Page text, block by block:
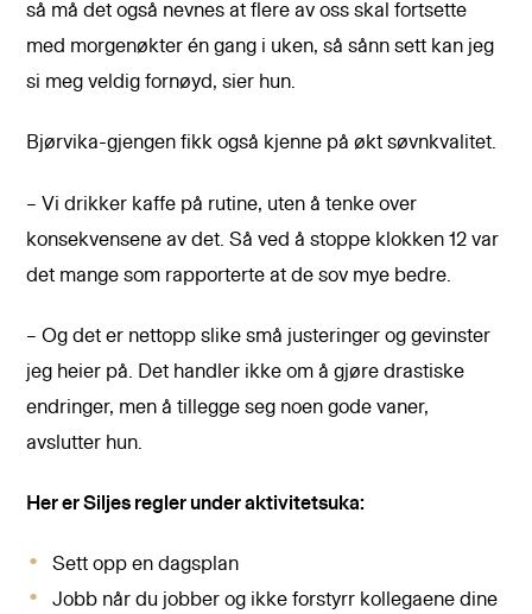
så må det også nevnes at flere av oss skal fortsette
med morgenøkter én gang i uken, så sånn sett kan jeg
si meg veldig fornøyd, sier hun.
Bjørvika-gjengen fikk også kjenne på økt søvnkvalitet.
– Vi drikker kaffe på rutine, uten å tenke over
konsekvensene av det. Så ved å stoppe klokken 12 var
det mange som rapporterte at de sov mye bedre.
– Og det er nettopp slike små justeringer og gevinster
jeg heier på. Det handler ikke om å gjøre drastiske
endringer, men å tillegge seg noen gode vaner,
avslutter hun.
Her er Siljes regler under aktivitetsuka:
Sett opp en dagsplan
Jobb når du jobber og ikke forstyrr kollegaene dine